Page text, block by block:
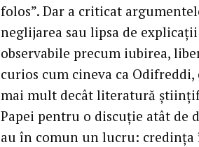
folos”. Dar a criticat
neglijarea sau lipsa de
observabile precum iubirea,
curios cum cineva ca
mai mult decât literatură
Papei pentru o discuţie atât de
au în comun un lucru: